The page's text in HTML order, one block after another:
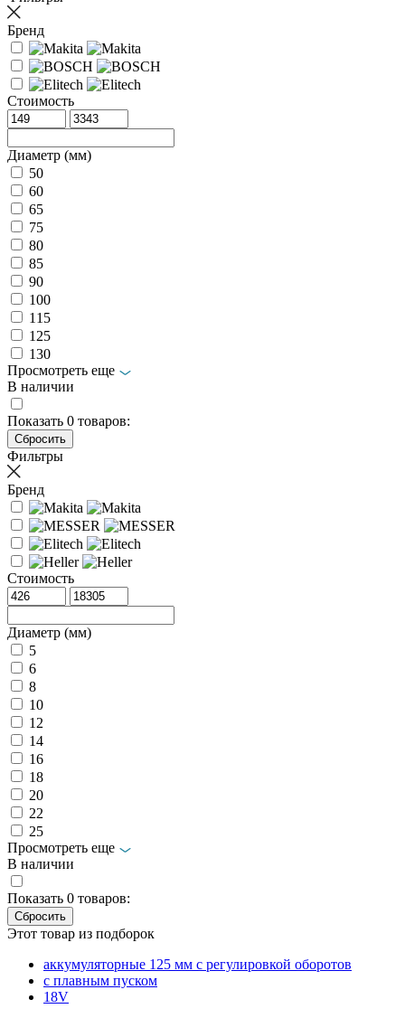
Бренд
Стоимость
Диаметр (мм)
50
60
65
75
80
85
90
100
115
125
130
Просмотреть еще
В наличии
Показать 0 товаров:
Фильтры
Бренд
Стоимость
Диаметр (мм)
5
6
8
10
12
14
16
18
20
22
25
Просмотреть еще
В наличии
Показать 0 товаров:
Этот товар из подборок
аккумуляторные 125 мм с регулировкой оборотов
с плавным пуском
18V